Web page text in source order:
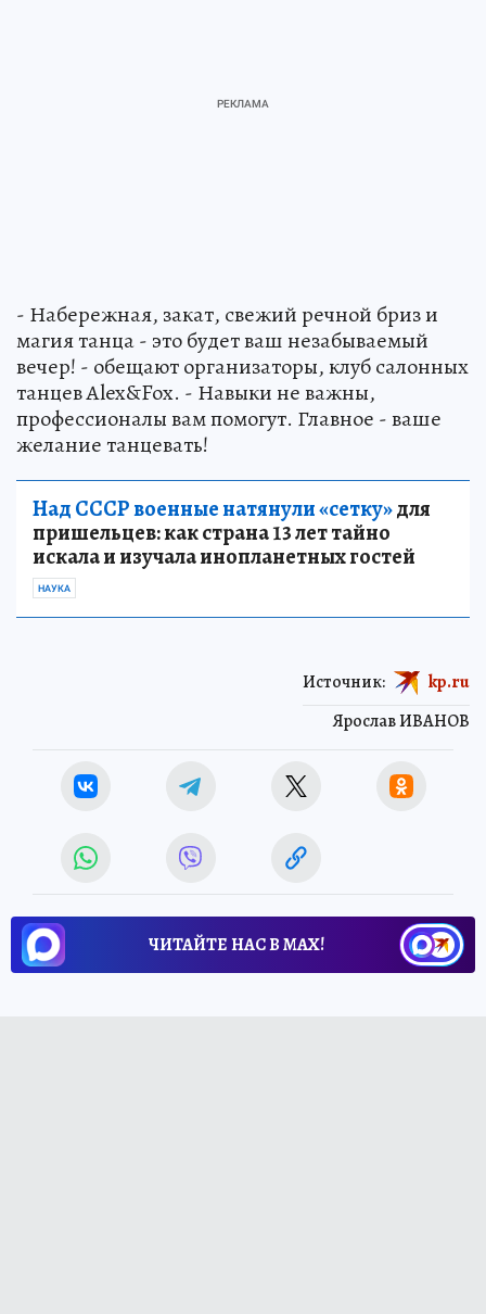
- Набережная, закат, свежий речной бриз и
магия танца - это будет ваш незабываемый
вечер! - обещают организаторы, клуб салонных
танцев Alex&Fox. - Навыки не важны,
профессионалы вам помогут. Главное - ваше
желание танцевать!
Над СССР военные натянули «сетку»для
пришельцев: как страна 13 лет тайно
искала и изучала инопланетных гостей
НАУКА
Ярослав ИВАНОВ
Источник: kp.ru
ЧИТАЙТЕ НАС В МАХ!